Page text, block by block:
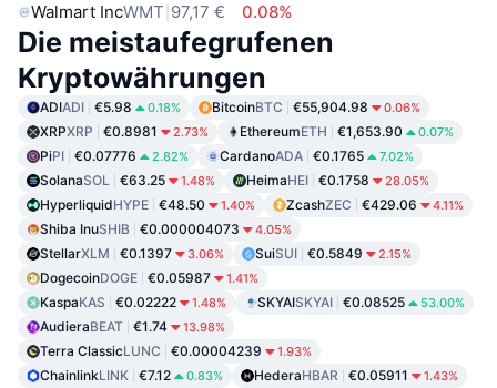
Walmart IncWMT 97,17 € 0.08%
Die meistaufegrufenen
Kryptowährungen
ADIADI €5.98 0.18% BitcoinBTC €55,904.98 0.06%
XRPXRP €0.8981 2.73% EthereumETH €1,653.90 0.07%
PiPI €0.07776 2.82% CardanoADA €0.1765 7.02%
SolanaSOL €63.25 1.48% HeimaHEI €0.1758 28.05%
HyperliquidHYPE €48.50 1.40% ZcashZEC €429.06 4.11%
Shiba InuSHIB €0.000004073 4.05%
StellarXLM €0.1397 3.06% SuiSUI €0.5849 2.15%
DogecoinDOGE €0.05987 1.41%
KaspaKAS €0.02222 1.48% SKYAISKYAI €0.08525 53.00%
AudieraBEAT €1.74 13.98%
Terra ClassicLUNC €0.00004239 1.93%
ChainlinkLINK €7.12 0.83% HederaHBAR €0.05911 1.43%